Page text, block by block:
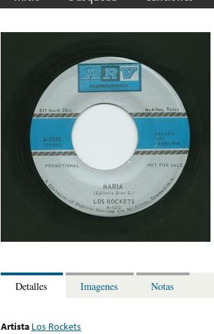
Detalles Imagenes Notas
Artista Los Rockets